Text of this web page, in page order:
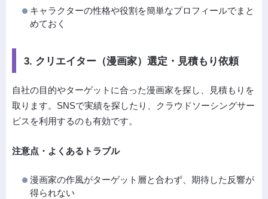
キャラクターの性格や役割を簡単なプロフィールでまと
めておく
3. クリエイター（漫画家）選定・見積もり依頼
自社の目的やターゲットに合った漫画家を探し、見積もりを
取ります。SNSで実績を探したり、クラウドソーシングサー
ビスを利用するのも有効です。
注意点・よくあるトラブル
漫画家の作風がターゲット層と合わず、期待した反響が
得られない